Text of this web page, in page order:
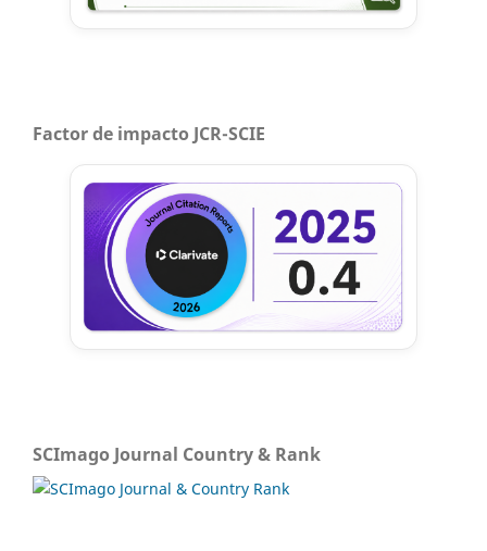
Factor de impacto JCR-SCIE
SCImago Journal Country & Rank